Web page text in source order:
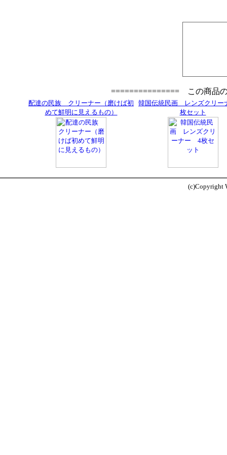
=============== この商品
配達の民族 クリーナー（磨けば初
めて鮮明に見えるもの）
韓国伝統民画 レンズクリ
枚セット
(c)Copyright